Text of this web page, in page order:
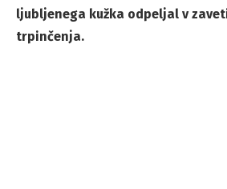
ljubljenega kužka odpeljal v
trpinčenja.